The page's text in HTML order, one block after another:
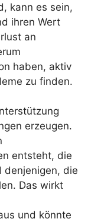
kann es sein,
ihren Wert
an
haben, aktiv
zu finden.
erzeugen.
entsteht, die
denjenigen, die
Das wirkt
und könnte